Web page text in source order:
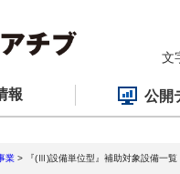
文
報 公開
業 > 『(Ⅲ)設備単位型』補助対象設備一覧